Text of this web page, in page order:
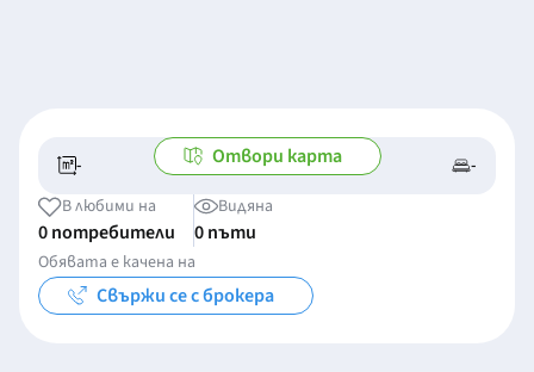
- -/- -
Отвори карта
В любими на
0 потребители
Видяна
0 пъти
Обявата е качена на
Свържи се с брокера